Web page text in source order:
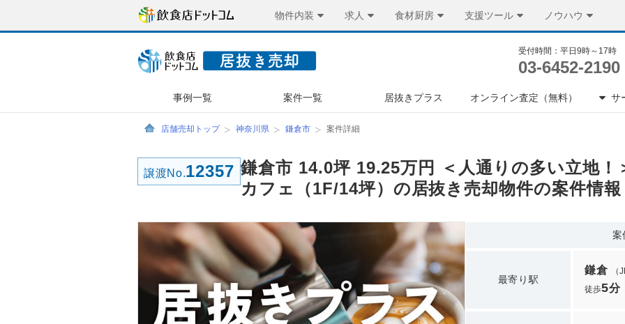
物件内装 求人 食材厨房 支援ツール ノウハウ
受付時間：平日9時～17時
03-6452-2190
事例一覧 案件一覧 居抜きプラス オンライン査定（無料） サ
店舗売却トップ 神奈川県 鎌倉市 案件詳細
譲渡No.12357 鎌倉市 14.0坪 19.25万円 ＜人通りの多い立地！
カフェ（1F/14坪）の居抜き売却物件の案件情報
案
最寄り駅
鎌倉
徒歩5分